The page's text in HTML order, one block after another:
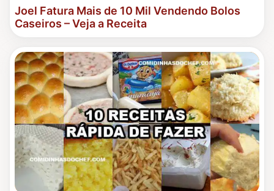
Joel Fatura Mais de 10 Mil Vendendo Bolos
Caseiros – Veja a Receita